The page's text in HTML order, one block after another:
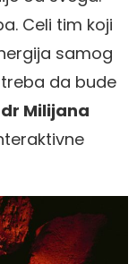
Celi tim koji
samog
da bude
dr Milijana